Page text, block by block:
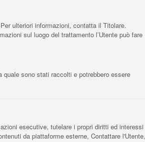
ulteriori informazioni, contatta il Titolare.
sul luogo del trattamento l’Utente può fare
sono stati raccolti e potrebbero essere
esecutive, tutelare i propri diritti ed interessi
da piattaforme esterne, Contattare l'Utente,